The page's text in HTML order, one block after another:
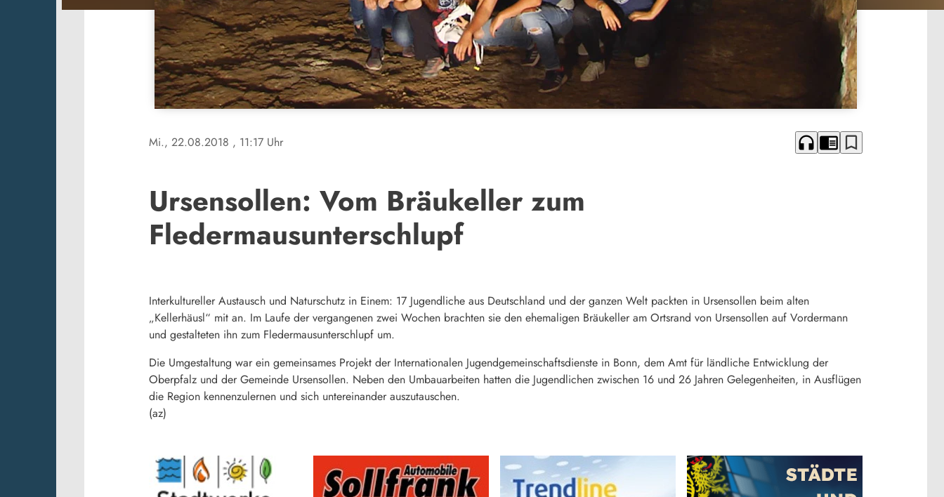
Mi., 22.08.2018 , 11:17 Uhr headphones chrome_reader_mode bookmark_border
Ursensollen: Vom Bräukeller zum
Fledermausunterschlupf
Interkultureller Austausch und Naturschutz in Einem: 17 Jugendliche aus Deutschland und der ganzen Welt packten in Ursensollen beim alten
„Kellerhäusl“ mit an. Im Laufe der vergangenen zwei Wochen brachten sie den ehemaligen Bräukeller am Ortsrand von Ursensollen auf Vordermann
und gestalteten ihn zum Fledermausunterschlupf um.
Die Umgestaltung war ein gemeinsames Projekt der Internationalen Jugendgemeinschaftsdienste in Bonn, dem Amt für ländliche Entwicklung der
Oberpfalz und der Gemeinde Ursensollen. Neben den Umbauarbeiten hatten die Jugendlichen zwischen 16 und 26 Jahren Gelegenheiten, in Ausflügen
die Region kennenzulernen und sich untereinander auszutauschen.
(az)